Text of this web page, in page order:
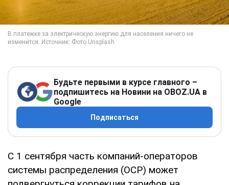
Будьте первыми в курсе главного –
подпишитесь на Новини на OBOZ.UA в
Google
Подписаться
С 1 сентября часть компаний-операторов
системы распределения (ОСР) может